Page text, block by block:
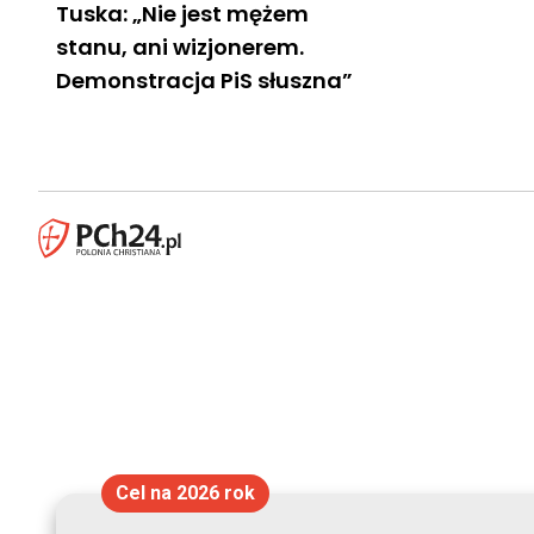
Tuska: „Nie jest mężem
stanu, ani wizjonerem.
Demonstracja PiS słuszna”
Cel na 2026 rok